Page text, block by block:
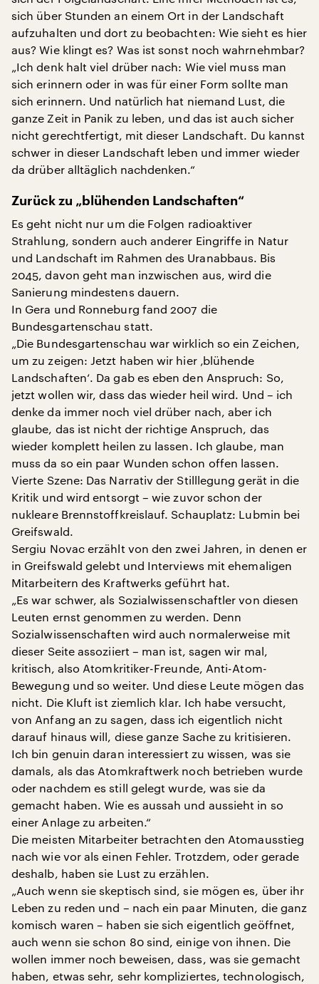
sich über Stunden an einem Ort in der Landschaft
aufzuhalten und dort zu beobachten: Wie sieht es hier
aus? Wie klingt es? Was ist sonst noch wahrnehmbar?
„Ich denk halt viel drüber nach: Wie viel muss man
sich erinnern oder in was für einer Form sollte man
sich erinnern. Und natürlich hat niemand Lust, die
ganze Zeit in Panik zu leben, und das ist auch sicher
nicht gerechtfertigt, mit dieser Landschaft. Du kannst
schwer in dieser Landschaft leben und immer wieder
da drüber alltäglich nachdenken.“
Zurück zu „blühenden Landschaften“
Es geht nicht nur um die Folgen radioaktiver
Strahlung, sondern auch anderer Eingriffe in Natur
und Landschaft im Rahmen des Uranabbaus. Bis
2045, davon geht man inzwischen aus, wird die
Sanierung mindestens dauern.
In Gera und Ronneburg fand 2007 die
Bundesgartenschau statt.
„Die Bundesgartenschau war wirklich so ein Zeichen,
um zu zeigen: Jetzt haben wir hier ‚blühende
Landschaften‘. Da gab es eben den Anspruch: So,
jetzt wollen wir, dass das wieder heil wird. Und – ich
denke da immer noch viel drüber nach, aber ich
glaube, das ist nicht der richtige Anspruch, das
wieder komplett heilen zu lassen. Ich glaube, man
muss da so ein paar Wunden schon offen lassen.
Vierte Szene: Das Narrativ der Stilllegung gerät in die
Kritik und wird entsorgt – wie zuvor schon der
nukleare Brennstoffkreislauf. Schauplatz: Lubmin bei
Greifswald.
Sergiu Novac erzählt von den zwei Jahren, in denen er
in Greifswald gelebt und Interviews mit ehemaligen
Mitarbeitern des Kraftwerks geführt hat.
„Es war schwer, als Sozialwissenschaftler von diesen
Leuten ernst genommen zu werden. Denn
Sozialwissenschaften wird auch normalerweise mit
dieser Seite assoziiert – man ist, sagen wir mal,
kritisch, also Atomkritiker-Freunde, Anti-Atom-
Bewegung und so weiter. Und diese Leute mögen das
nicht. Die Kluft ist ziemlich klar. Ich habe versucht,
von Anfang an zu sagen, dass ich eigentlich nicht
darauf hinaus will, diese ganze Sache zu kritisieren.
Ich bin genuin daran interessiert zu wissen, was sie
damals, als das Atomkraftwerk noch betrieben wurde
oder nachdem es still gelegt wurde, was sie da
gemacht haben. Wie es aussah und aussieht in so
einer Anlage zu arbeiten.“
Die meisten Mitarbeiter betrachten den Atomausstieg
nach wie vor als einen Fehler. Trotzdem, oder gerade
deshalb, haben sie Lust zu erzählen.
„Auch wenn sie skeptisch sind, sie mögen es, über ihr
Leben zu reden und – nach ein paar Minuten, die ganz
komisch waren – haben sie sich eigentlich geöffnet,
auch wenn sie schon 80 sind, einige von ihnen. Die
wollen immer noch beweisen, dass, was sie gemacht
haben, etwas sehr, sehr kompliziertes, technologisch,